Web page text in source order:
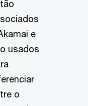
e
usados
o